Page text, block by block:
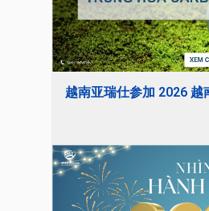
越南亚瑞仕参加 2026